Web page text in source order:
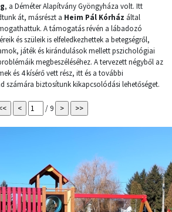
, a Déméter Alapítvány Gyöngyháza volt. Itt
át, másrészt a Heim Pál Kórház által
A támogatás révén a lábadozó
és szüleik is elfeledkezhettek a betegségről,
játék és kirándulások mellett pszichológiai
megbeszéléséhez. A tervezett négyből az
és 4 kísérő vett rész, itt és a további
számára biztosítunk kikapcsolódási lehetőséget.
/ 9